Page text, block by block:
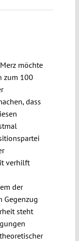
möchte
zum 100
dass
verhilft
der
Gegenzug
steht